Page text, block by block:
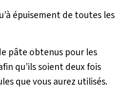
épuisement de toutes les
pâte obtenus pour les
qu’ils soient deux fois
que vous aurez utilisés.